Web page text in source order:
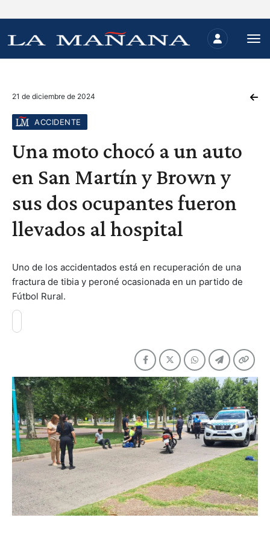
21 de diciembre de 2024
ACCIDENTE
Una moto chocó a un auto
en San Martín y Brown y
sus dos ocupantes fueron
llevados al hospital
Uno de los accidentados está en recuperación de una
fractura de tibia y peroné ocasionada en un partido de
Fútbol Rural.